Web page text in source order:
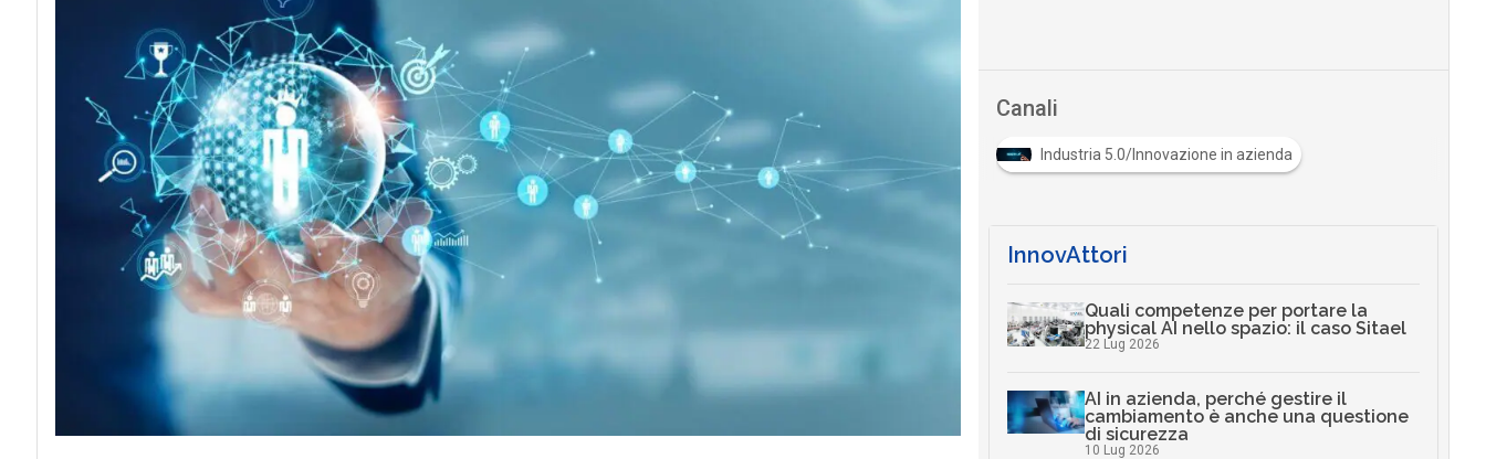
Canali
Industria 5.0/Innovazione in azienda
InnovAttori
Quali competenze per portare la
physical AI nello spazio: il caso Sitael
22 Lug 2026
AI in azienda, perché gestire il
cambiamento è anche una questione
di sicurezza
10 Lug 2026